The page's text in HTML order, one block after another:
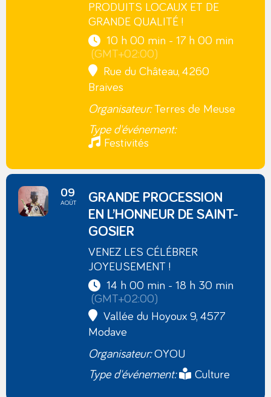
PRODUITS LOCAUX ET DE
GRANDE QUALITÉ !
10 h 00 min - 17 h 00 min
(GMT+02:00)
Rue du Château, 4260
Braives
Organisateur: Terres de Meuse
Type d'événement:
Festivités
09
AOÛT
GRANDE PROCESSION
EN L’HONNEUR DE SAINT-
GOSIER
VENEZ LES CÉLÉBRER
JOYEUSEMENT !
14 h 00 min - 18 h 30 min
(GMT+02:00)
Vallée du Hoyoux 9, 4577
Modave
Organisateur: OYOU
Type d'événement:
Culture